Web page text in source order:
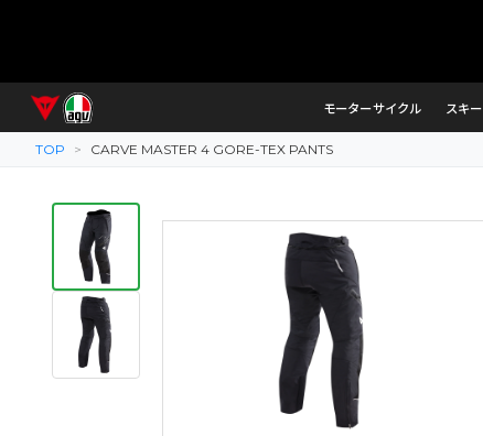
モーターサイクル スキー
TOP > CARVE MASTER 4 GORE-TEX PANTS